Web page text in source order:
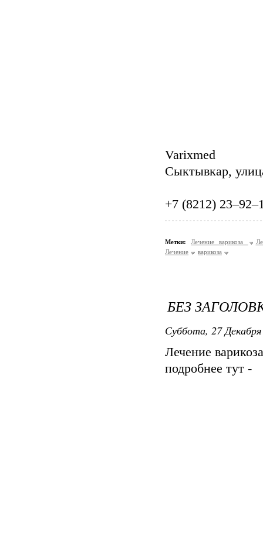
Varixmed
Сыктывкар,
+7 (8212)
Метки: Лечение варикоза
Лечение
варикоза
БЕЗ
Суббота, 27
Лечение
подробнее тут -